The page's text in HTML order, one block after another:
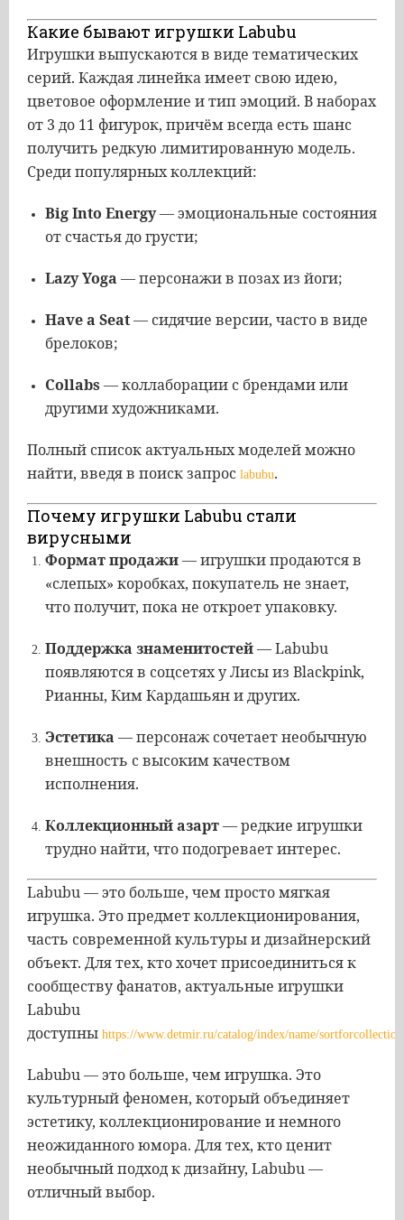
Какие бывают игрушки Labubu
Игрушки выпускаются в виде тематических
серий. Каждая линейка имеет свою идею,
цветовое оформление и тип эмоций. В наборах
от 3 до 11 фигурок, причём всегда есть шанс
получить редкую лимитированную модель.
Среди популярных коллекций:
Big Into Energy— эмоциональные состояния
от счастья до грусти;
Lazy Yoga — персонажи в позах из йоги;
Have a Seat— сидячие версии, часто в виде
брелоков;
Collabs — коллаборации с брендами или
другими художниками.
Полный список актуальных моделей можно
найти, введя в поиск запрос labubu.
Почему игрушки Labubu стали
вирусными
Формат продажи— игрушки продаются в
«слепых» коробках, покупатель не знает,
что получит, пока не откроет упаковку.
Поддержка знаменитостей— Labubu
появляются в соцсетях у Лисы из Blackpink,
Рианны, Ким Кардашьян и других.
Эстетика — персонаж сочетает необычную
внешность с высоким качеством
исполнения.
Коллекционный азарт— редкие игрушки
трудно найти, что подогревает интерес.
Labubu — это больше, чем просто мягкая
игрушка. Это предмет коллекционирования,
часть современной культуры и дизайнерский
объект. Для тех, кто хочет присоединиться к
сообществу фанатов, актуальные игрушки
Labubu
доступны https://www.detmir.ru/catalog/index/name/
Labubu — это больше, чем игрушка. Это
культурный феномен, который объединяет
эстетику, коллекционирование и немного
неожиданного юмора. Для тех, кто ценит
необычный подход к дизайну, Labubu —
отличный выбор.